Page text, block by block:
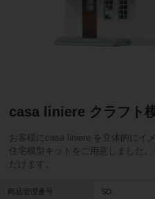
casa liniere クラフト
お客様にcasa liniere を立体的にイ
住宅模型キットをご用意しました
だけます。
商品管理番号 SD